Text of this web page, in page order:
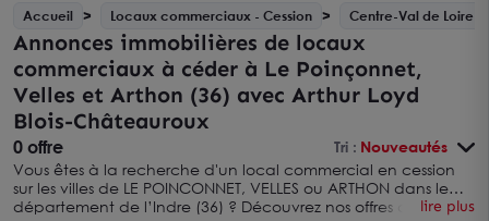
Accueil Locaux commerciaux - Cession Centre-Val de Loire
Annonces immobilières de locaux
commerciaux à céder à Le Poinçonnet,
Velles et Arthon (36) avec Arthur Loyd
Blois-Châteauroux
0 offre Tri : Nouveautés
Vous êtes à la recherche d'un local commercial en cession
sur les villes de LE POINCONNET, VELLES ou ARTHON dans le
département de l’Indre (36) ? Découvrez nos offres de
lire plus